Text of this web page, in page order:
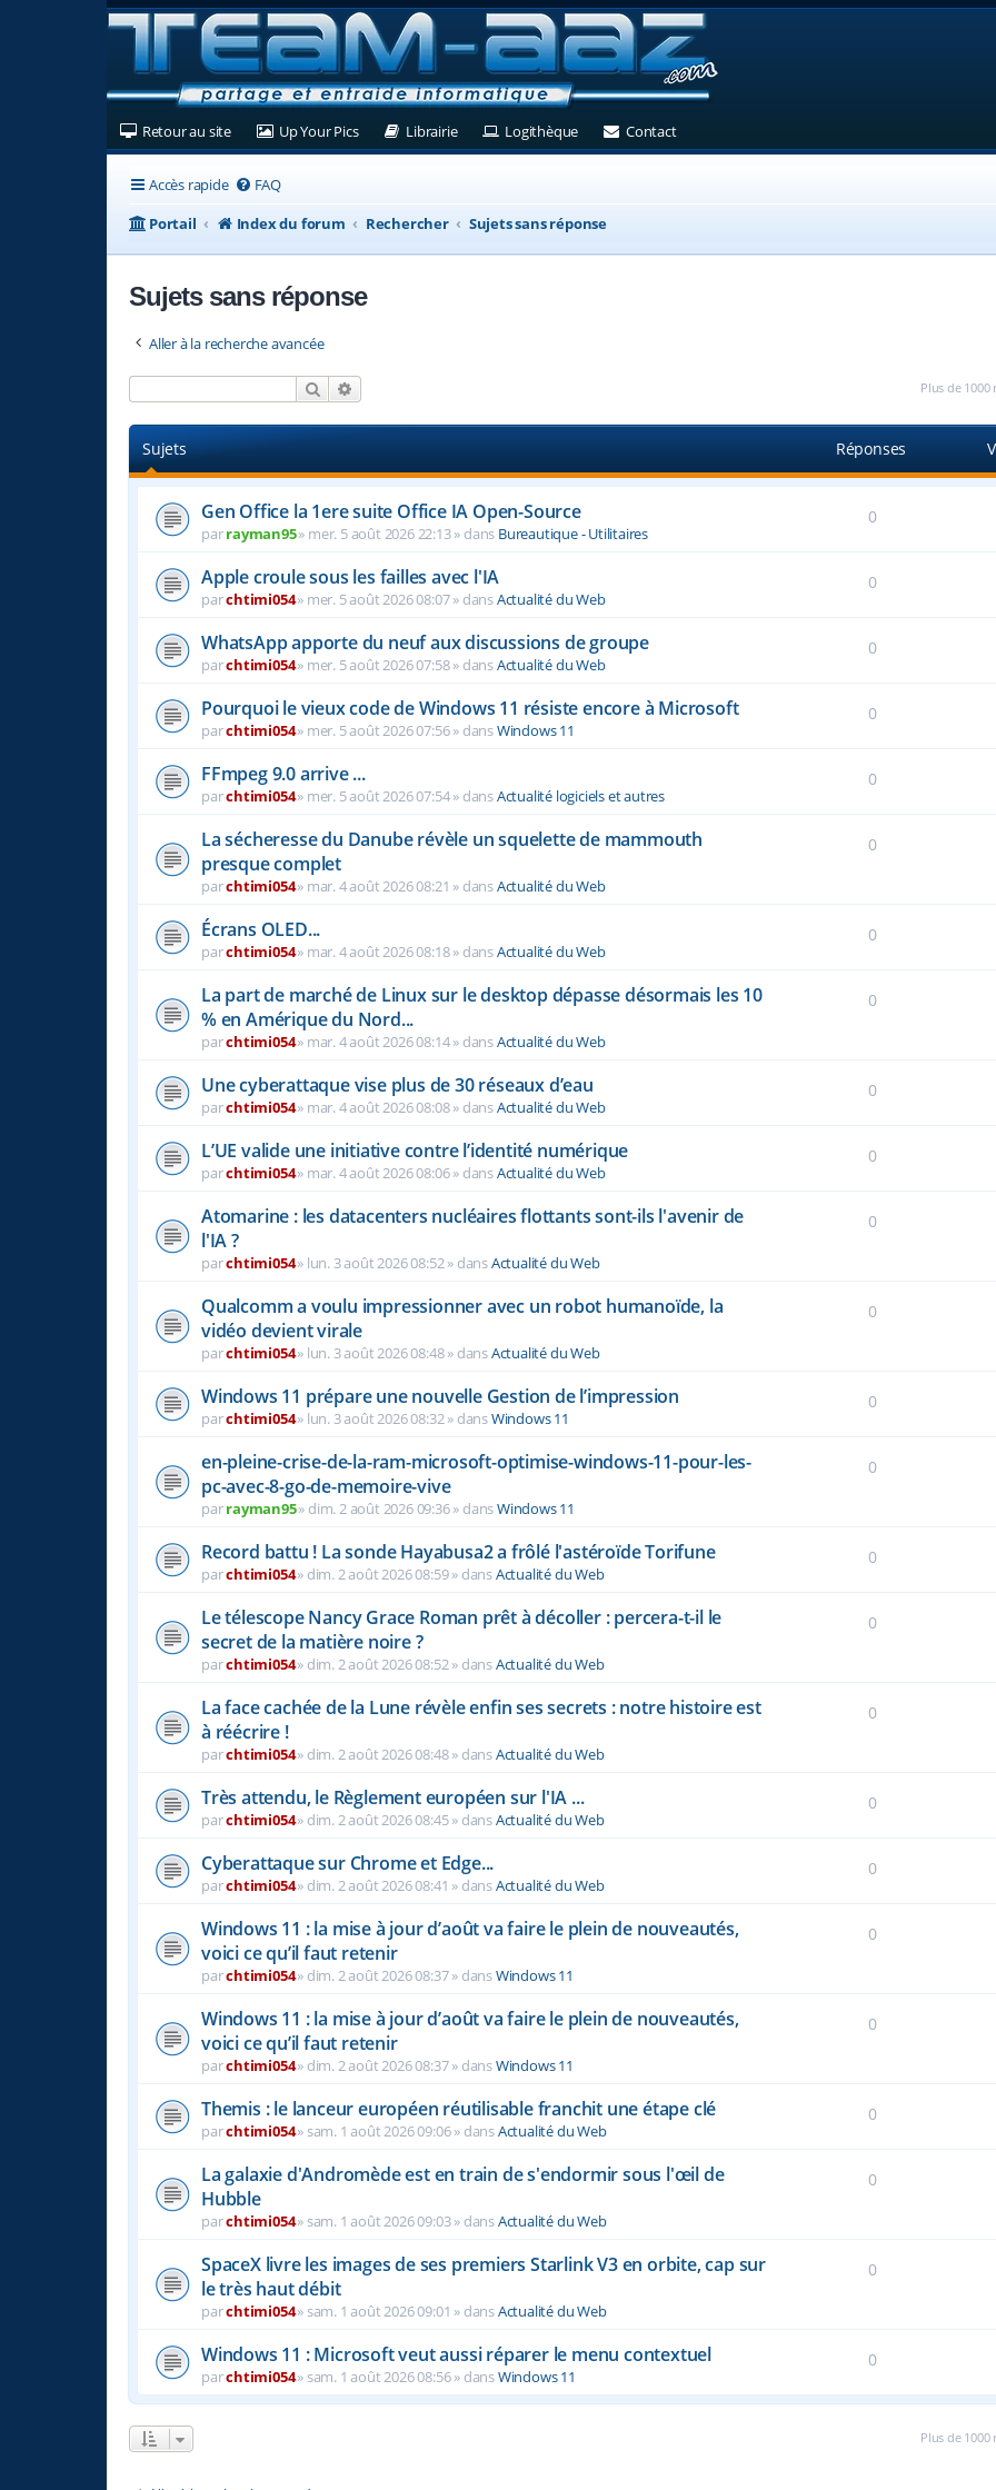
Retour au site(Ouvre un nouvel onglet)
Up Your Pics(Ouvre un nouvel onglet)
Librairie(Ouvre un nouvel onglet)
Logithèque(Ouvre un nouvel onglet)
Contact(Ouvre un nouvel onglet)
Accès rapide FAQ
Portail
Index du forum Rechercher Sujets sans réponse
Sujets sans réponse
Aller à la recherche avancée
Rechercher Plus de
Sujets Réponses
Gen Office la 1ere suite Office IA Open-Source
parrayman95» mer. 5 août 2026 22:13» dans Bureautique - Utilitaires
0
Apple croule sous les failles avec l'IA
parchtimi054» mer. 5 août 2026 08:07» dansActualité du Web
0
WhatsApp apporte du neuf aux discussions de groupe
parchtimi054» mer. 5 août 2026 07:58» dansActualité du Web
0
Pourquoi le vieux code de Windows 11 résiste encore à Microsoft
parchtimi054» mer. 5 août 2026 07:56» dansWindows 11
0
FFmpeg 9.0 arrive ...
parchtimi054» mer. 5 août 2026 07:54» dansActualité logiciels et autres
0
La sécheresse du Danube révèle un squelette de mammouth
presque complet
parchtimi054» mar. 4 août 2026 08:21 » dansActualité du Web
0
Écrans OLED...
parchtimi054» mar. 4 août 2026 08:18» dansActualité du Web
0
La part de marché de Linux sur le desktop dépasse désormais les 10
% en Amérique du Nord...
parchtimi054» mar. 4 août 2026 08:14» dansActualité du Web
0
Une cyberattaque vise plus de 30 réseaux d’eau
parchtimi054» mar. 4 août 2026 08:08» dansActualité du Web
0
L’UE valide une initiative contre l’identité numérique
parchtimi054» mar. 4 août 2026 08:06» dansActualité du Web
0
Atomarine : les datacenters nucléaires flottants sont-ils l'avenir de
l'IA ?
parchtimi054» lun. 3 août 2026 08:52» dansActualité du Web
0
Qualcomm a voulu impressionner avec un robot humanoïde, la
vidéo devient virale
parchtimi054» lun. 3 août 2026 08:48» dansActualité du Web
0
Windows 11 prépare une nouvelle Gestion de l’impression
parchtimi054» lun. 3 août 2026 08:32» dansWindows 11
0
en-pleine-crise-de-la-ram-microsoft-optimise-windows-11-pour-les-
pc-avec-8-go-de-memoire-vive
parrayman95» dim. 2 août 2026 09:36» dansWindows 11
0
Record battu ! La sonde Hayabusa2 a frôlé l'astéroïde Torifune
parchtimi054» dim. 2 août 2026 08:59» dansActualité du Web
0
Le télescope Nancy Grace Roman prêt à décoller : percera-t-il le
secret de la matière noire ?
parchtimi054» dim. 2 août 2026 08:52» dansActualité du Web
0
La face cachée de la Lune révèle enfin ses secrets : notre histoire est
à réécrire !
parchtimi054» dim. 2 août 2026 08:48» dansActualité du Web
0
Très attendu, le Règlement européen sur l'IA ...
parchtimi054» dim. 2 août 2026 08:45» dansActualité du Web
0
Cyberattaque sur Chrome et Edge...
parchtimi054» dim. 2 août 2026 08:41 » dansActualité du Web
0
Windows 11 : la mise à jour d’août va faire le plein de nouveautés,
voici ce qu’il faut retenir
parchtimi054» dim. 2 août 2026 08:37» dansWindows 11
0
Windows 11 : la mise à jour d’août va faire le plein de nouveautés,
voici ce qu’il faut retenir
parchtimi054» dim. 2 août 2026 08:37» dansWindows 11
0
Themis : le lanceur européen réutilisable franchit une étape clé
parchtimi054» sam. 1 août 2026 09:06» dansActualité du Web
0
La galaxie d'Andromède est en train de s'endormir sous l'œil de
Hubble
parchtimi054» sam. 1 août 2026 09:03» dansActualité du Web
0
SpaceX livre les images de ses premiers Starlink V3 en orbite, cap sur
le très haut débit
parchtimi054» sam. 1 août 2026 09:01 » dansActualité du Web
0
Windows 11 : Microsoft veut aussi réparer le menu contextuel
parchtimi054» sam. 1 août 2026 08:56» dansWindows 11
0
Plus de